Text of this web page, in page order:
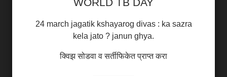
WORLD TB DAY
24 march jagatik kshayarog divas : ka sazra
kela jato ? janun ghya.
क्विझ सोडवा व सर्तीफिकेत प्राप्त करा